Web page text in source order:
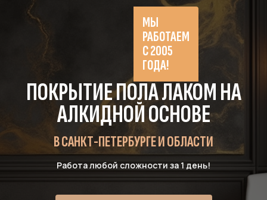
ПОКРЫТИЕ ПОЛА ЛАКОМ НА
АЛКИДНОЙ ОСНОВЕ
В САНКТ-ПЕТЕРБУРГЕ И ОБЛАСТИ
Работа любой сложности за 1 день!
МЫ
РАБОТАЕМ
С 2005
ГОДА!